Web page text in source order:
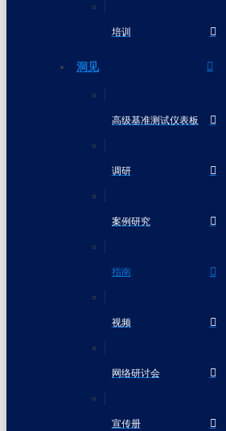
培训
洞见
高级基准测试仪表板
调研
案例研究
指南
视频
网络研讨会
宣传册